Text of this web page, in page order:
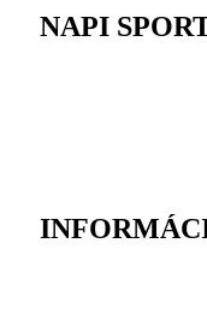
NAPI